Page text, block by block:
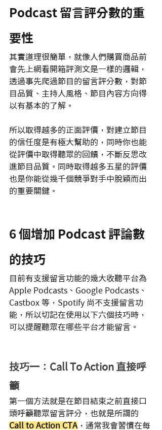
Podcast 留言評分數的重
要性
其實道理很簡單，就像人們購買商品前
會先上網看開箱評測文是一樣的邏輯，
透過事先爬過節目的留言評分數，對節
目品質、主持人風格、節目內容方向得
以有基本的了解。
所以取得越多的正面評價，對建立節目
的信任度是有極大幫助的，同時你也能
從評價中取得聽眾的回饋，不斷反思改
進節目品質。同時取得越多五星的評價
也是你能從幾千個競爭對手中脫穎而出
的重要關鍵。
6 個增加 Podcast 評論數
的技巧
目前有支援留言功能的幾大收聽平台為
Apple Podcasts、Google Podcasts、
Castbox 等，Spotify 尚不支援留言功
能，所以切記在使用以下六個技巧時，
可以提醒聽眾在哪些平台才能留言。
技巧一：Call To Action 直接呼
籲
第一個方法就是在節目結束之前直接口
頭呼籲聽眾留言評分，也就是所謂的
Call to Action CTA ，通常我會習慣在每